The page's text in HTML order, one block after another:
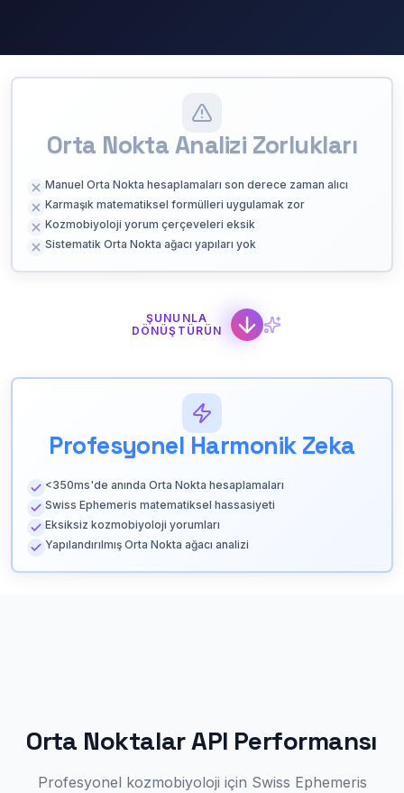
Orta Nokta Analizi Zorlukları
Manuel Orta Nokta hesaplamaları son derece zaman alıcı
Karmaşık matematiksel formülleri uygulamak zor
Kozmobiyoloji yorum çerçeveleri eksik
Sistematik Orta Nokta ağacı yapıları yok
ŞUNUNLA
DÖNÜŞTÜRÜN
Profesyonel Harmonik Zeka
<350ms'de anında Orta Nokta hesaplamaları
Swiss Ephemeris matematiksel hassasiyeti
Eksiksiz kozmobiyoloji yorumları
Yapılandırılmış Orta Nokta ağacı analizi
Orta Noktalar API Performansı
Profesyonel kozmobiyoloji için Swiss Ephemeris